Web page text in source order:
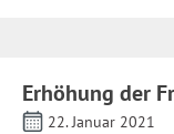
Erhöhung der
22. Januar 2021